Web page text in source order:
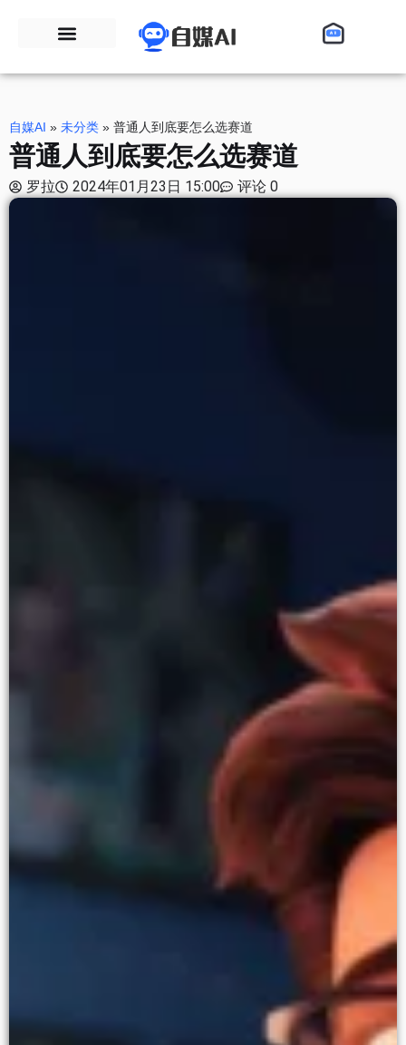
自媒AI » 未分类 » 普通人到底要怎么选赛道
普通人到底要怎么选赛道
罗拉 2024年01月23日 15:00 评论 0